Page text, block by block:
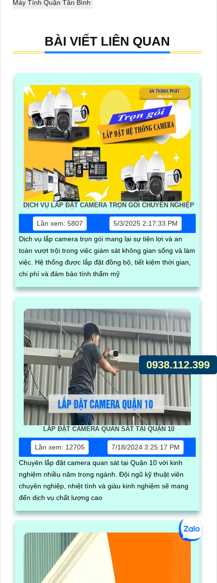
Máy Tính Quận Tân Bình
BÀI VIẾT LIÊN QUAN
DỊCH VỤ LẮP ĐẶT CAMERA TRỌN GÓI CHUYÊN NGHIỆP
Lần xem: 5807
5/3/2025 2:17:33 PM
Dịch vụ lắp camera trọn gói mang lại sự tiện lợi và an
toàn vượt trội trong việc giám sát không gian sống và làm
việc. Hệ thống được lắp đặt đồng bộ, tiết kiệm thời gian,
chi phí và đảm bảo tính thẩm mỹ
LẮP ĐẶT CAMERA QUAN SÁT TẠI QUẬN 10
Lần xem: 12705
7/18/2024 3:25:17 PM
Chuyên lắp đặt camera quan sát tại Quận 10 với kinh
nghiệm nhiều năm trong ngành. Đội ngũ kỹ thuật viên
chuyên nghiệp, nhiệt tình và giàu kinh nghiệm sẽ mang
đến dịch vụ chất lượng cao
0938.112.399